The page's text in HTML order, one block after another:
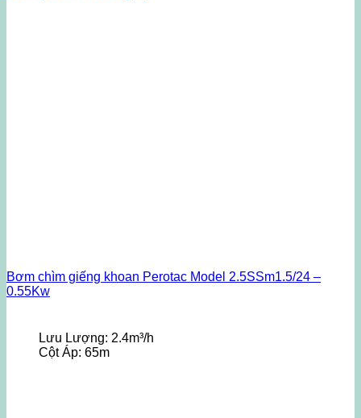
Bơm chìm giếng khoan Perotac Model 2.5SSm1.5/24 –
0.55Kw
Lưu Lượng: 2.4m³/h
Cột Áp: 65m